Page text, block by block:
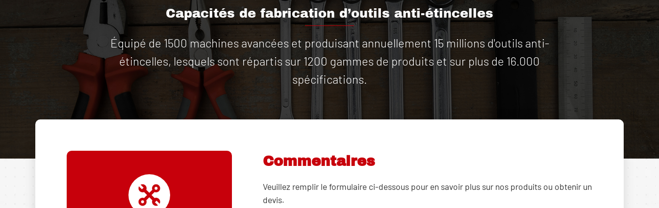
Capacités de fabrication d’outils anti-étincelles
Équipé de 1500 machines avancées et produisant annuellement 15 millions d'outils anti-
étincelles, lesquels sont répartis sur 1200 gammes de produits et sur plus de 16.000
spécifications.
Commentaires
Veuillez remplir le formulaire ci-dessous pour en savoir plus sur nos produits ou obtenir un
devis.